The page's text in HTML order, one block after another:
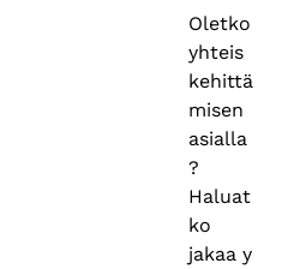
Oletko
yhteis
kehittä
misen
asialla
?
Haluat
ko
jakaa y